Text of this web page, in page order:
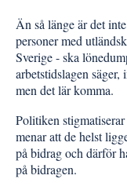
Än så länge är det
personer med
Sverige - ska
arbetstidslagen
men det lär komma.
Politiken
menar att de helst
på bidrag och därför
på bidragen.